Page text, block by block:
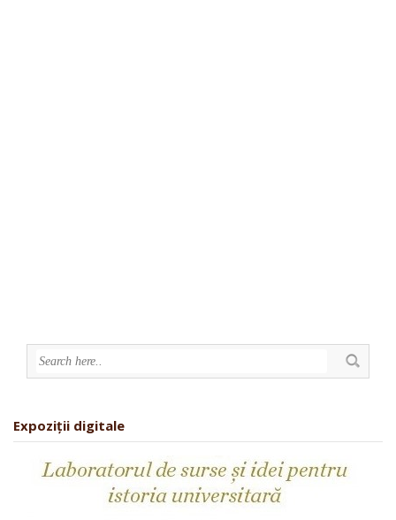
Expoziții digitale